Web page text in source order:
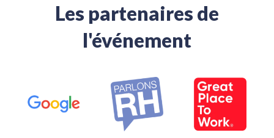
Les partenaires de
l'événement